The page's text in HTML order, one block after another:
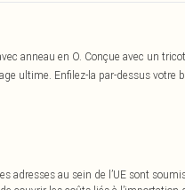
anneau en O. Conçue avec un
ultime. Enfilez-la par-dessus votre
au sein de l’UE sont